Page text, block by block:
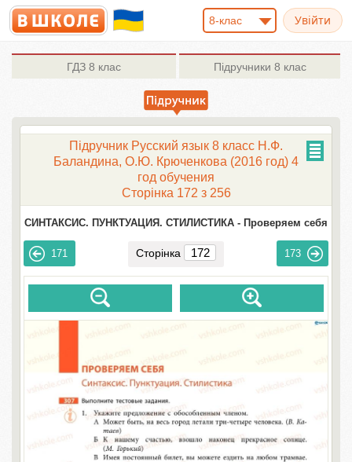
8-клас
ГДЗ 8 клас Підручники 8 клас
Підручник Русский язык 8 класc Н.Ф.
Баландина, О.Ю. Крюченкова (2016 год) 4
год обучения
Сторінка 172 з 256
СИНТАКСИС. ПУНКТУАЦИЯ. СТИЛИСТИКА - Проверяем себя
171 Сторінка 173